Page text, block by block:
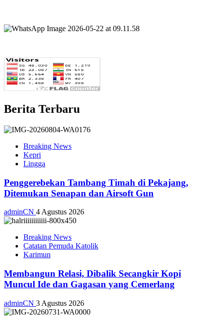
Berita Terbaru
Breaking News
Kepri
Lingga
Penggerebekan Tambang Timah di Pekajang,
Ditemukan Senapan dan Airsoft Gun
adminCN 4 Agustus 2026
Breaking News
Catatan Pemuda Katolik
Karimun
Membangun Relasi, Dibalik Secangkir Kopi
Muncul Ide dan Gagasan yang Cemerlang
adminCN 3 Agustus 2026